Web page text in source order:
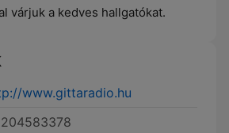
várjuk a kedves hallgatókat.
www.gittaradio.hu